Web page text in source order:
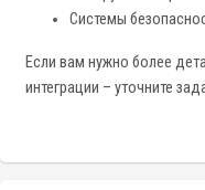
Системы
Если вам нужно более
интеграции – уточните